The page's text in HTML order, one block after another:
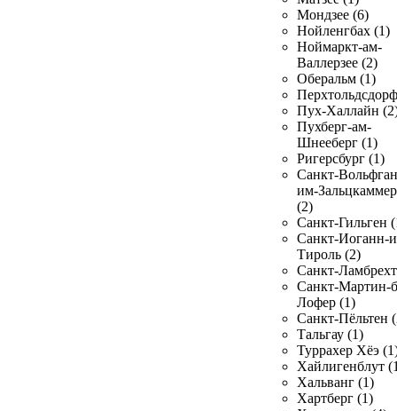
Мондзее (6)
Нойленгбах (1)
Ноймаркт-ам-
Валлерзее (2)
Оберальм (1)
Пух-Халлайн
Пухберг-ам-
Шнееберг (1)
Ригерсбург (1)
Санкт-
им-
(2)
Санкт-Гильген
Санкт-Иоганн-
Тироль (2)
Санкт-
Санкт-Мартин-
Лофер (1)
Санкт-Пёльтен
Тальгау (1)
Туррахер Хёэ
Хайлигенблут
Хальванг (1)
Хартберг (1)